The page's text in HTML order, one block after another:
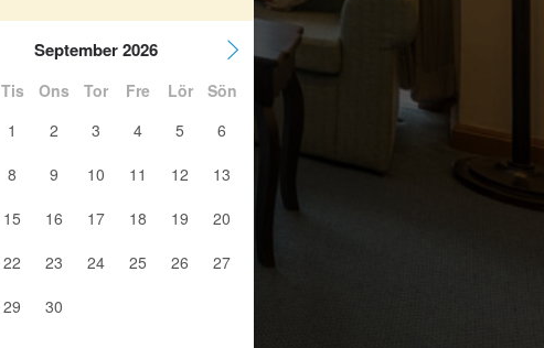
September 2026
Tis Ons Tor Fre Lör
Sön
1
2 3 4 5
6
8 9 10 11 12
13
15 16 17 18 19
20
22 23 24 25 26
27
29 30